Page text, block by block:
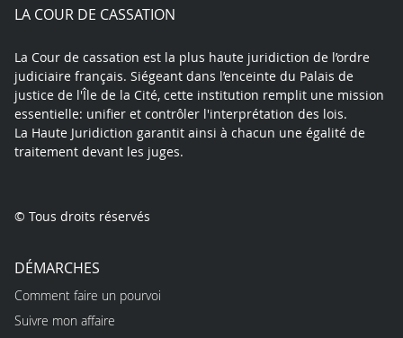
LA COUR DE CASSATION
La Cour de cassation est la plus haute juridiction de l’ordre
judiciaire français. Siégeant dans l’enceinte du Palais de
justice de l'Île de la Cité, cette institution remplit une mission
essentielle: unifier et contrôler l'interprétation des lois.
La Haute Juridiction garantit ainsi à chacun une égalité de
traitement devant les juges.
© Tous droits réservés
DÉMARCHES
Comment faire un pourvoi
Suivre mon affaire